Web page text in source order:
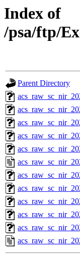
Index of
/psa/ftp/
Parent Directory